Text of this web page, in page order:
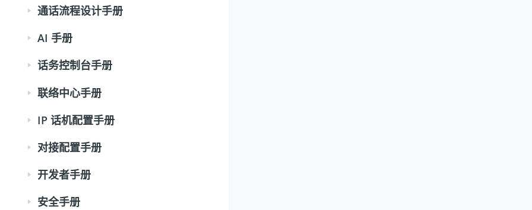
通话流程设计手册
AI 手册
话务控制台手册
联络中心手册
IP 话机配置手册
对接配置手册
开发者手册
安全手册